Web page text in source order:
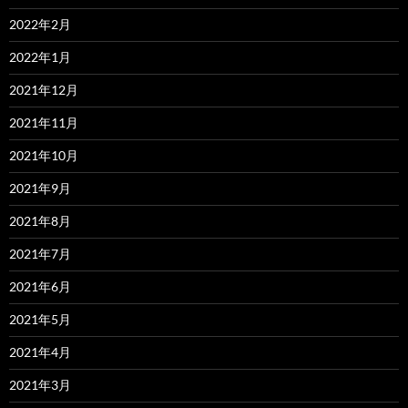
2022年2月
2022年1月
2021年12月
2021年11月
2021年10月
2021年9月
2021年8月
2021年7月
2021年6月
2021年5月
2021年4月
2021年3月